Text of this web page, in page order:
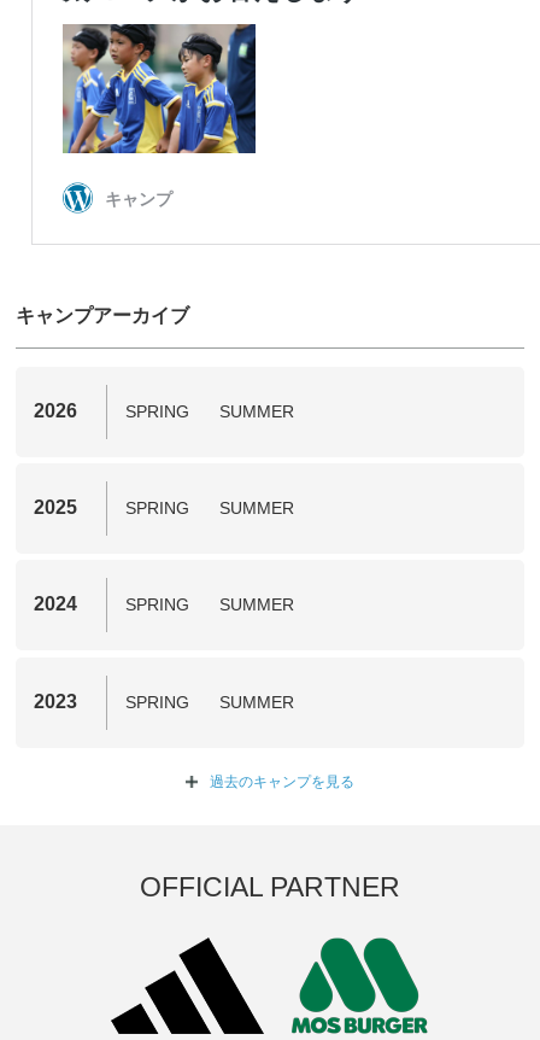
キャンプアーカイブ
2026 SPRING SUMMER
2025 SPRING SUMMER
2024 SPRING SUMMER
2023 SPRING SUMMER
過去のキャンプを 見る
OFFICIAL PARTNER